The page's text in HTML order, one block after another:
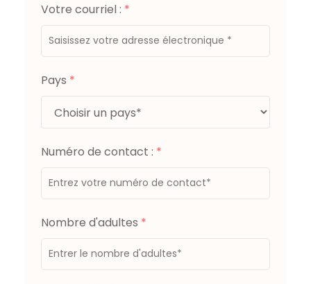
Votre courriel : *
Pays *
Numéro de contact : *
Nombre d'adultes *